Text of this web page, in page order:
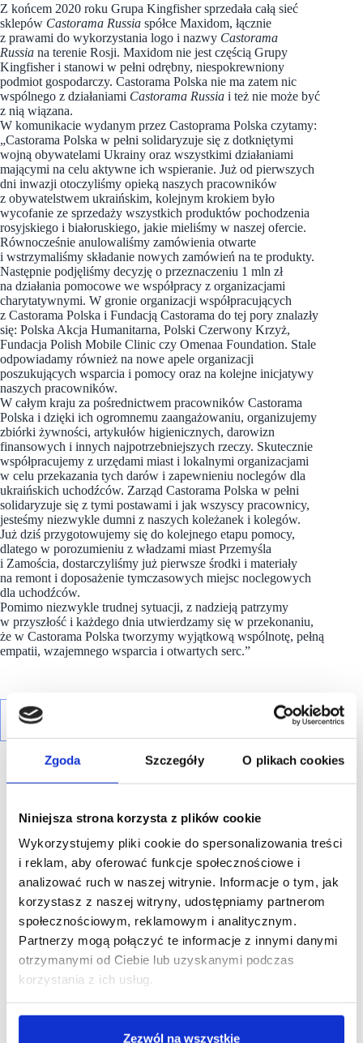
Zgoda Szczegóły O plikach cookies
Niniejsza strona korzysta z plików cookie
Wykorzystujemy pliki cookie do spersonalizowania treści
i reklam, aby oferować funkcje społecznościowe i
analizować ruch w naszej witrynie. Informacje o tym, jak
korzystasz z naszej witryny, udostępniamy partnerom
społecznościowym, reklamowym i analitycznym.
Partnerzy mogą połączyć te informacje z innymi danymi
otrzymanymi od Ciebie lub uzyskanymi podczas
korzystania z ich usług.
Zezwól na wszystkie
Z końcem 2020 roku Grupa Kingfisher sprzedała całą sieć
sklepów Castorama Russia spółce Maxidom, łącznie
z prawami do wykorzystania logo i nazwy Castorama
Russia na terenie Rosji. Maxidom nie jest częścią Grupy
Kingfisher i stanowi w pełni odrębny, niespokrewniony
podmiot gospodarczy. Castorama Polska nie ma zatem nic
wspólnego z działaniami Castorama Russia i też nie może być
z nią wiązana.
W komunikacie wydanym przez Castoprama Polska czytamy:
„Castorama Polska w pełni solidaryzuje się z dotkniętymi
wojną obywatelami Ukrainy oraz wszystkimi działaniami
mającymi na celu aktywne ich wspieranie. Już od pierwszych
dni inwazji otoczyliśmy opieką naszych pracowników
z obywatelstwem ukraińskim, kolejnym krokiem było
wycofanie ze sprzedaży wszystkich produktów pochodzenia
rosyjskiego i białoruskiego, jakie mieliśmy w naszej ofercie.
Równocześnie anulowaliśmy zamówienia otwarte
i wstrzymaliśmy składanie nowych zamówień na te produkty.
Następnie podjęliśmy decyzję o przeznaczeniu 1 mln zł
na działania pomocowe we współpracy z organizacjami
charytatywnymi. W gronie organizacji współpracujących
z Castorama Polska i Fundacją Castorama do tej pory znalazły
się: Polska Akcja Humanitarna, Polski Czerwony Krzyż,
Fundacja Polish Mobile Clinic czy Omenaa Foundation. Stale
odpowiadamy również na nowe apele organizacji
poszukujących wsparcia i pomocy oraz na kolejne inicjatywy
naszych pracowników.
W całym kraju za pośrednictwem pracowników Castorama
Polska i dzięki ich ogromnemu zaangażowaniu, organizujemy
zbiórki żywności, artykułów higienicznych, darowizn
finansowych i innych najpotrzebniejszych rzeczy. Skutecznie
współpracujemy z urzędami miast i lokalnymi organizacjami
w celu przekazania tych darów i zapewnieniu noclegów dla
ukraińskich uchodźców. Zarząd Castorama Polska w pełni
solidaryzuje się z tymi postawami i jak wszyscy pracownicy,
jesteśmy niezwykle dumni z naszych koleżanek i kolegów.
Już dziś przygotowujemy się do kolejnego etapu pomocy,
dlatego w porozumieniu z władzami miast Przemyśla
i Zamościa, dostarczyliśmy już pierwsze środki i materiały
na remont i doposażenie tymczasowych miejsc noclegowych
dla uchodźców.
Pomimo niezwykle trudnej sytuacji, z nadzieją patrzymy
w przyszłość i każdego dnia utwierdzamy się w przekonaniu,
że w Castorama Polska tworzymy wyjątkową wspólnotę, pełną
empatii, wzajemnego wsparcia i otwartych serc.”
R E K L A M A